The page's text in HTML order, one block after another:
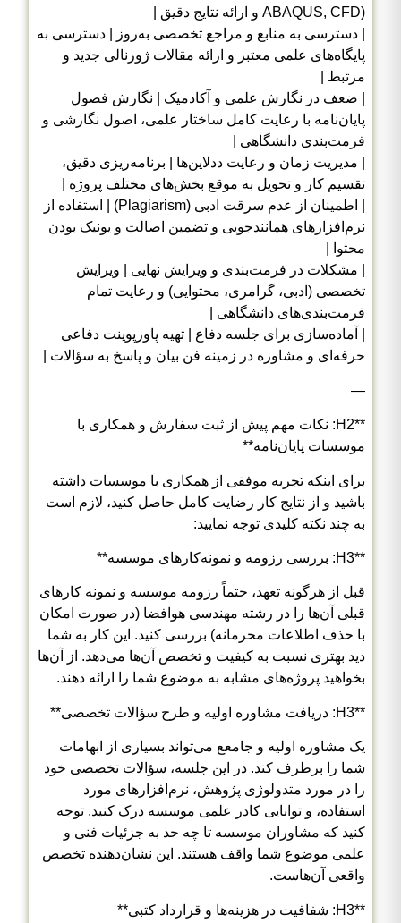
ABAQUS, CFD) و ارائه نتایج دقیق |
| دسترسی به منابع و مراجع تخصصی به‌روز | دسترسی به
پایگاه‌های علمی معتبر و ارائه مقالات ژورنالی جدید و
مرتبط |
| ضعف در نگارش علمی و آکادمیک | نگارش فصول
پایان‌نامه با رعایت کامل ساختار علمی، اصول نگارشی و
فرمت‌بندی دانشگاهی |
| مدیریت زمان و رعایت ددلاین‌ها | برنامه‌ریزی دقیق،
تقسیم کار و تحویل به موقع بخش‌های مختلف پروژه |
| اطمینان از عدم سرقت ادبی (Plagiarism) | استفاده از
نرم‌افزارهای همانندجویی و تضمین اصالت و یونیک بودن
محتوا |
| مشکلات در فرمت‌بندی و ویرایش نهایی | ویرایش
تخصصی (ادبی، گرامری، محتوایی) و رعایت تمام
فرمت‌بندی‌های دانشگاهی |
| آماده‌سازی برای جلسه دفاع | تهیه پاورپوینت دفاعی
حرفه‌ای و مشاوره در زمینه فن بیان و پاسخ به سؤالات |
—
**H2: نکات مهم پیش از ثبت سفارش و همکاری با
موسسات پایان‌نامه**
برای اینکه تجربه موفقی از همکاری با موسسات داشته
باشید و از نتایج کار رضایت کامل حاصل کنید، لازم است
به چند نکته کلیدی توجه نمایید:
**H3: بررسی رزومه و نمونه‌کارهای موسسه**
قبل از هرگونه تعهد، حتماً رزومه موسسه و نمونه کارهای
قبلی آن‌ها را در رشته مهندسی هوافضا (در صورت امکان
با حذف اطلاعات محرمانه) بررسی کنید. این کار به شما
دید بهتری نسبت به کیفیت و تخصص آن‌ها می‌دهد. از آن‌ها
بخواهید پروژه‌های مشابه به موضوع شما را ارائه دهند.
**H3: دریافت مشاوره اولیه و طرح سؤالات تخصصی**
یک مشاوره اولیه و جامعع می‌تواند بسیاری از ابهامات
شما را برطرف کند. در این جلسه، سؤالات تخصصی خود
را در مورد متدولوژی پژوهش، نرم‌افزارهای مورد
استفاده، و توانایی کادر علمی موسسه درک کنید. توجه
کنید که مشاوران موسسه تا چه حد به جزئیات فنی و
علمی موضوع شما واقف هستند. این نشان‌دهنده تخصص
واقعی آن‌هاست.
**H3: شفافیت در هزینه‌ها و قرارداد کتبی**